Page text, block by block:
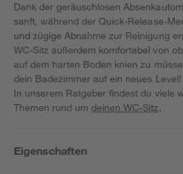
Dank der geräuschlosen
sanft, während der Quick-Release-
und zügige Abnahme zur Reinigung
WC-Sitz außerdem komfortabel von
auf dem harten Boden knien zu
dein Badezimmer auf ein neues Level!
In unserem Ratgeber findest du viele
Themen rund umdeinen WC-Sitz.
Eigenschaften